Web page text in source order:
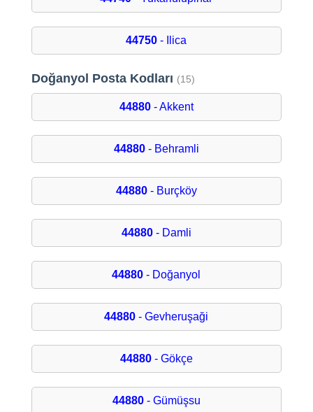
44750 - Ilica
Doğanyol Posta Kodları (15)
44880- Akkent
44880- Behramli
44880- Burçköy
44880- Damli
44880 - Doğanyol
44880 - Gevheruşaği
44880- Gökçe
44880- Gümüşsu